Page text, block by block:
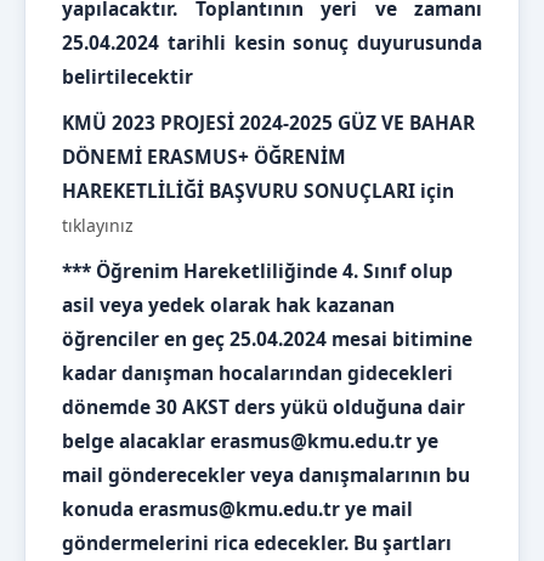
yapılacaktır. Toplantının yeri ve zamanı
25.04.2024 tarihli kesin sonuç duyurusunda
belirtilecektir
KMÜ 2023 PROJESİ 2024-2025 GÜZ VE BAHAR
DÖNEMİ ERASMUS+ ÖĞRENİM
HAREKETLİLİĞİ BAŞVURU SONUÇLARI için
tıklayınız
*** Öğrenim Hareketliliğinde 4. Sınıf olup
asil veya yedek olarak hak kazanan
öğrenciler en geç 25.04.2024 mesai bitimine
kadar danışman hocalarından gidecekleri
dönemde 30 AKST ders yükü olduğuna dair
belge alacaklar erasmus@kmu.edu.tr ye
mail gönderecekler veya danışmalarının bu
konuda erasmus@kmu.edu.tr ye mail
göndermelerini rica edecekler. Bu şartları